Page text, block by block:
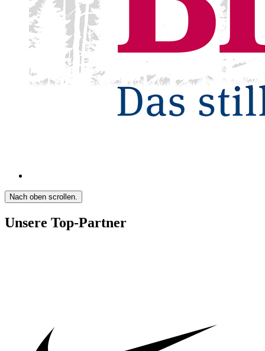
Nach oben scrollen.
Unsere Top-Partner